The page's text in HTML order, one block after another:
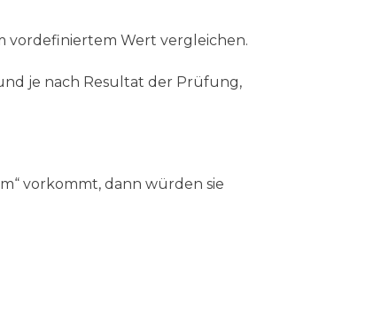
vordefiniertem Wert vergleichen.
je nach Resultat der Prüfung,
vorkommt, dann würden sie